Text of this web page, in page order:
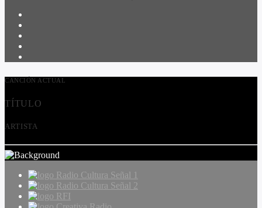
CANCIÓN ACTUAL
TÍTULO
ARTISTA
Radio Cultura Señal 1
Radio Cultura Señal 2
RFI